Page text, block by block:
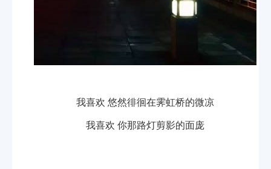
我喜欢 悠然徘徊在霁虹桥的微凉
我喜欢 你那路灯剪影的面庞